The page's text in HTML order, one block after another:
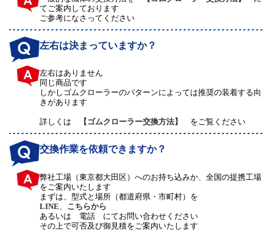
てご案内しております
ご参考になさってください
左右は決まっていますか？
左右はありません
同じ商品です
しかしゴムクローラーのパターンによっては推奨の装着する向
きがあります
詳しくは 【ゴムクローラー交換方法】 をご覧ください
交換作業を依頼できますか？
弊社工場（東京都大田区）へのお持ち込みか、全国の提携工場
をご案内いたします
まずは、型式と場所（都道府県・市町村）を
LINE
こちらから
あるいは 電話 にてお問い合わせください
その上で可否及び御見積をご案内いたします